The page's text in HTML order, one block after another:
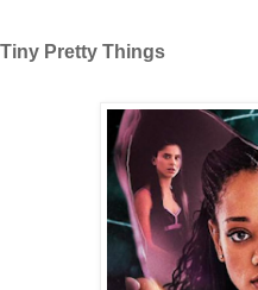
Tiny Pretty Things